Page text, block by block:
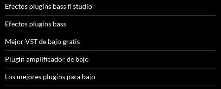
Efectos plugins bass fl studio
Efectos plugins bass
Mejor VST de bajo gratis
Plugin amplificador de bajo
Los mejores plugins para bajo